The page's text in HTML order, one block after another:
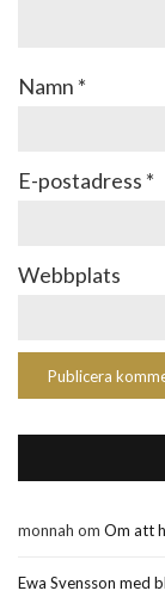
Namn *
E-postadress *
Webbplats
monnah om Om att
Ewa Svensson med